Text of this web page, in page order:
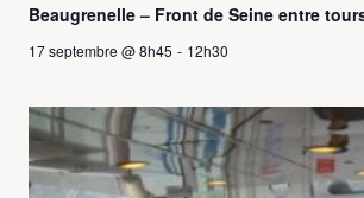
Beaugrenelle – Front de Seine entre
17 septembre @ 8h45 - 12h30